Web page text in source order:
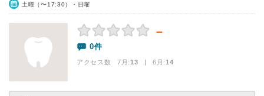
土曜（〜17:30）・日曜
－
0件
アクセス数 7月:13 | 6月:14